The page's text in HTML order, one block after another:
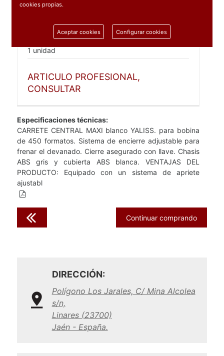
899605
1 unidad
ARTICULO PROFESIONAL,
CONSULTAR
Especificaciones técnicas:
CARRETE CENTRAL MAXI blanco YALISS. para bobina
de 450 formatos. Sistema de encierre adjustable para
frenar el devanado. Cierre asegurado con llave. Chasis
ABS gris y cubierta ABS blanca. VENTAJAS DEL
PRODUCTO: Equipado con un sistema de apriete
ajustabl
Continuar comprando
DIRECCIÓN:
Polígono Los Jarales, C/ Mina Alcolea
s/n,
Linares (23700)
Jaén - España.
cookies propias.
Aceptar cookies Configurar cookies